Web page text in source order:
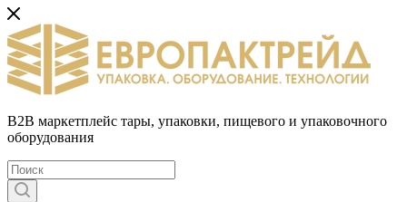
B2B маркетплейс тары, упаковки, пищевого и упаковочного
оборудования